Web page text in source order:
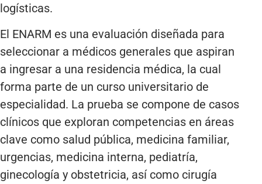
logísticas.
El ENARM es una evaluación diseñada para
seleccionar a médicos generales que aspiran
a ingresar a una residencia médica, la cual
forma parte de un curso universitario de
especialidad. La prueba se compone de casos
clínicos que exploran competencias en áreas
clave como salud pública, medicina familiar,
urgencias, medicina interna, pediatría,
ginecología y obstetricia, así como cirugía